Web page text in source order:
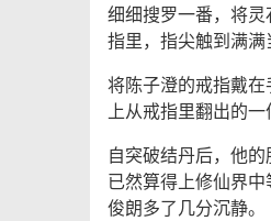
细细搜罗一番，将
指里，指尖触到满满
将陈子澄的戒指戴
上从戒指里翻出的一
自突破结丹后，他
已然算得上修仙界
俊朗多了几分沉静。